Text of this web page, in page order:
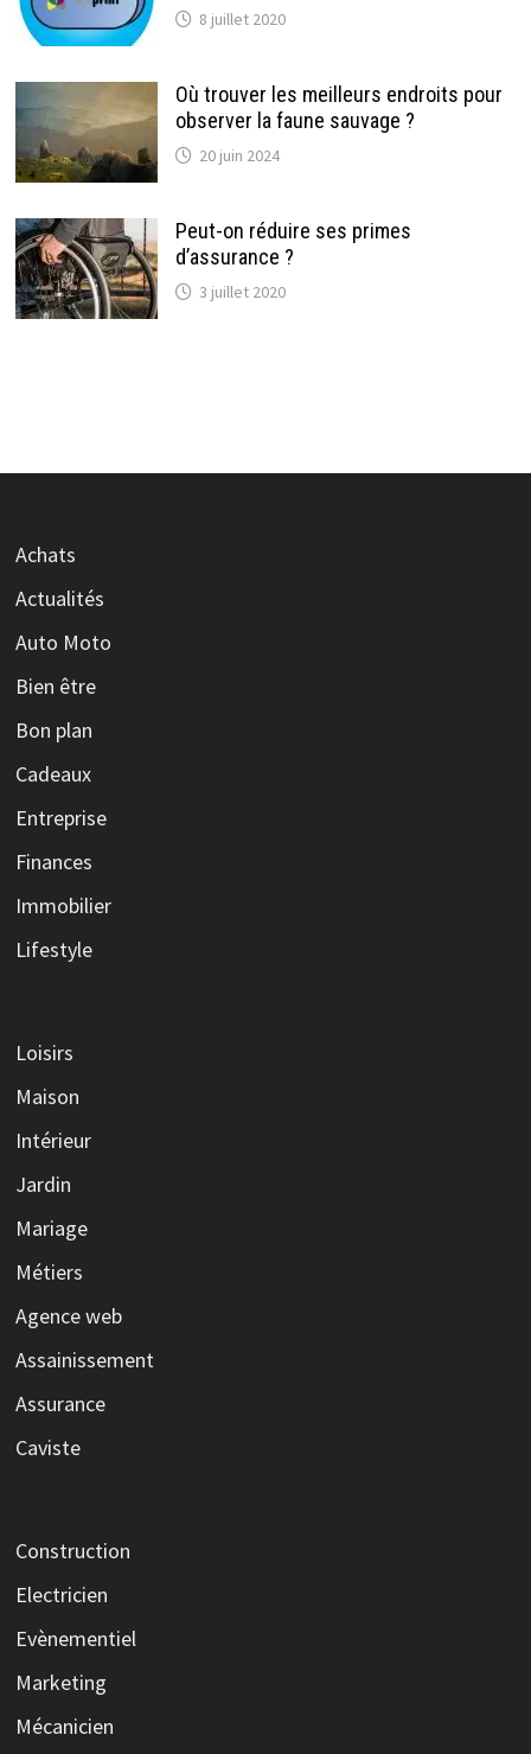
8 juillet 2020
Où trouver les meilleurs endroits pour
observer la faune sauvage ?
20 juin 2024
Peut-on réduire ses primes
d’assurance ?
3 juillet 2020
Achats
Actualités
Auto Moto
Bien être
Bon plan
Cadeaux
Entreprise
Finances
Immobilier
Lifestyle
Loisirs
Maison
Intérieur
Jardin
Mariage
Métiers
Agence web
Assainissement
Assurance
Caviste
Construction
Electricien
Evènementiel
Marketing
Mécanicien